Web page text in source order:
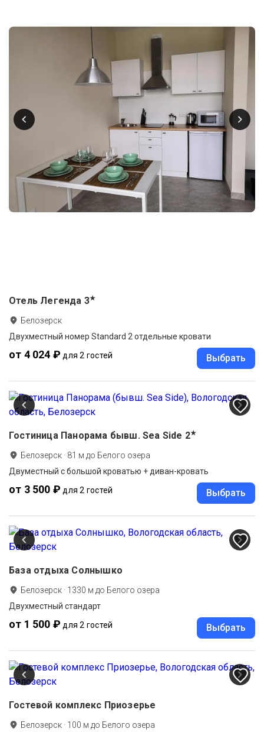
Отель Легенда 3★
Белозерск
Двухместный номер Standard 2 отдельные кровати
от 4 024 ₽ для 2 гостей Выбрать
Гостиница Панорама бывш. Sea Side 2★
Белозерск · 81 м до Белого озера
Двуместный с большой кроватью + диван-кровать
от 3 500 ₽ для 2 гостей Выбрать
База отдыха Солнышко
Белозерск · 1330 м до Белого озера
Двухместный стандарт
от 1 500 ₽ для 2 гостей Выбрать
Гостевой комплекс Приозерье
Белозерск · 100 м до Белого озера